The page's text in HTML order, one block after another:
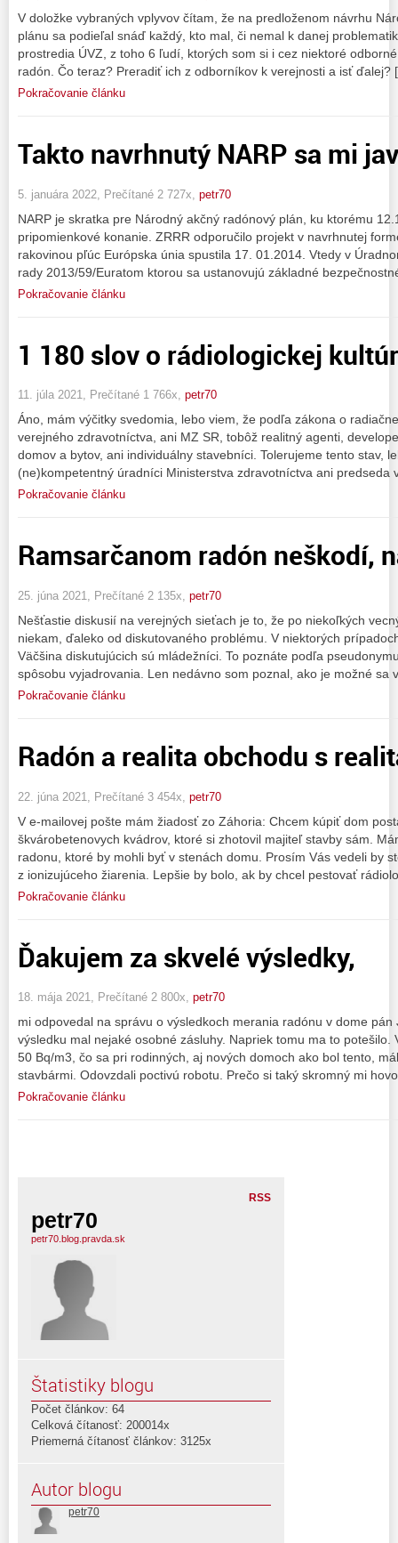
V doložke vybraných vplyvov čítam, že na predloženom návrhu
plánu sa podieľal snáď každý, kto mal, či nemal k danej
prostredia ÚVZ, z toho 6 ľudí, ktorých som si i cez niektoré
radón. Čo teraz? Preradiť ich z odborníkov k verejnosti a isť
Pokračovanie článku
Takto navrhnutý NARP sa mi
5. januára 2022, Prečítané 2 727x, petr70
NARP je skratka pre Národný akčný radónový plán, ku ktorému
pripomienkové konanie. ZRRR odporučilo projekt v navrhnutej
rakovinou pľúc Európska únia spustila 17. 01.2014. Vtedy v
rady 2013/59/Euratom ktorou sa ustanovujú základné
Pokračovanie článku
1 180 slov o rádiologickej
11. júla 2021, Prečítané 1 766x, petr70
Áno, mám výčitky svedomia, lebo viem, že podľa zákona o
verejného zdravotníctva, ani MZ SR, tobôž realitný agenti,
domov a bytov, ani individuálny stavebníci. Tolerujeme tento stav,
(ne)kompetentný úradníci Ministerstva zdravotníctva ani
Pokračovanie článku
Ramsarčanom radón neškodí,
25. júna 2021, Prečítané 2 135x, petr70
Nešťastie diskusií na verejných sieťach je to, že po niekoľkých
niekam, ďaleko od diskutovaného problému. V niektorých
Väčšina diskutujúcich sú mládežníci. To poznáte podľa
spôsobu vyjadrovania. Len nedávno som poznal, ako je možné sa
Pokračovanie článku
Radón a realita obchodu s
22. júna 2021, Prečítané 3 454x, petr70
V e-mailovej pošte mám žiadosť zo Záhoria: Chcem kúpiť dom
škvárobetenovych kvádrov, ktoré si zhotovil majiteľ stavby sám.
radonu, ktoré by mohli byť v stenách domu. Prosím Vás vedeli by
z ionizujúceho žiarenia. Lepšie by bolo, ak by chcel pestovať
Pokračovanie článku
Ďakujem za skvelé výsledky,
18. mája 2021, Prečítané 2 800x, petr70
mi odpovedal na správu o výsledkoch merania radónu v dome pán
výsledku mal nejaké osobné zásluhy. Napriek tomu ma to
50 Bq/m3, čo sa pri rodinných, aj nových domoch ako bol tento,
stavbármi. Odovzdali poctivú robotu. Prečo si taký skromný mi
Pokračovanie článku
RSS
petr70
petr70.blog.pravda.sk
Štatistiky blogu
Počet článkov: 64
Celková čítanosť: 200014x
Priemerná čítanosť článkov: 3125x
Autor blogu
petr70